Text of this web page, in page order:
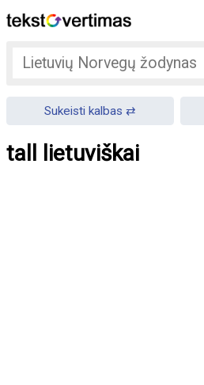
Sukeisti kalbas
tall lietuviškai